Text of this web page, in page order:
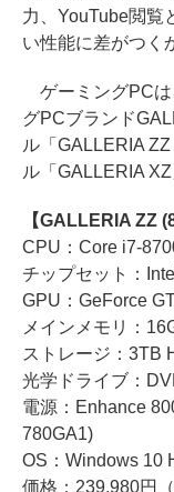
力、YouTube閲覧
い性能に差がつく
ゲーミングPCは
グPCブランド
ル「GALLERIA
ル「GALLERIA
【GALLERIA ZZ
CPU：Core i7-
チップセット：
GPU：GeForce
メインメモリ：
ストレージ：3TB
光学ドライブ：
電源：Enhance
780GA1)
OS：Windows 10
価格：239,980円（